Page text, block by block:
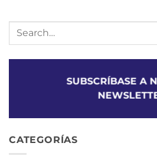
SUBSCRÍBASE A
CATEGORÍAS